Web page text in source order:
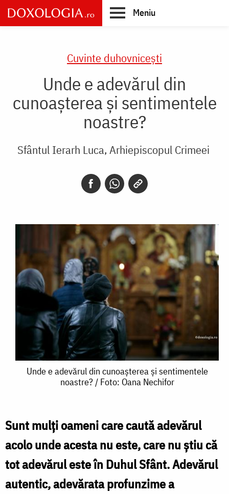
Skip
to
main
Meniu
Cuvinte duhovnicești
Unde e adevărul din
cunoașterea și sentimentele
noastre?
Sfântul Ierarh Luca, Arhiepiscopul Crimeei
Unde
din
cunoașterea
și
sentimentele
Unde e adevărul din cunoașterea și sentimentele
noastre? / Foto: Oana Nechifor
Sunt mulți oameni care caută adevărul
acolo unde acesta nu este, care nu știu că
tot adevărul este în Duhul Sfânt. Adevărul
autentic, adevărata profunzime a